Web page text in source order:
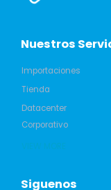
Nuestros
Importaciones
Tienda
Datacenter
Corporativo
Siguenos